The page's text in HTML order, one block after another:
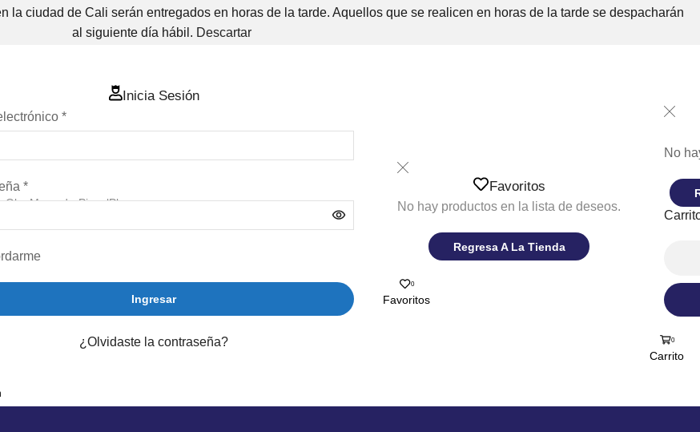
la ciudad de Cali serán entregados en horas de la tarde. Aquellos que se realicen en horas de la tarde se despacharán
al siguiente día hábil. Descartar
OleoMarcadorPincelPluma
Inicia Sesión
*
*
Ingresar
¿Olvidaste la contraseña?
Favoritos
No hay productos en la lista de deseos.
Regresa A La Tienda
0
Favoritos
No
0
Carrito